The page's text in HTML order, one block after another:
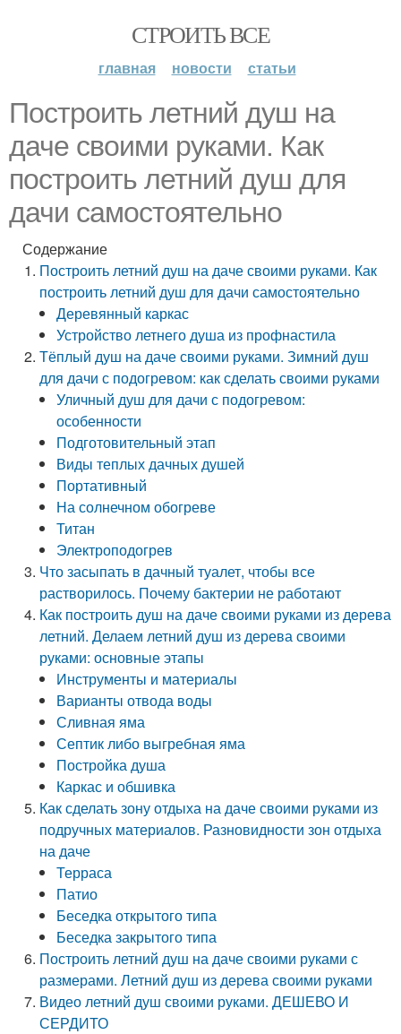
СТРОИТЬ ВСЕ
главная новости статьи
Построить летний душ на
даче своими руками. Как
построить летний душ для
дачи самостоятельно
Содержание
Построить летний душ на даче своими руками. Как
построить летний душ для дачи самостоятельно
Деревянный каркас
Устройство летнего душа из профнастила
Тёплый душ на даче своими руками. Зимний душ
для дачи с подогревом: как сделать своими руками
Уличный душ для дачи с подогревом:
особенности
Подготовительный этап
Виды теплых дачных душей
Портативный
На солнечном обогреве
Титан
Электроподогрев
Что засыпать в дачный туалет, чтобы все
растворилось. Почему бактерии не работают
Как построить душ на даче своими руками из дерева
летний. Делаем летний душ из дерева своими
руками: основные этапы
Инструменты и материалы
Варианты отвода воды
Сливная яма
Септик либо выгребная яма
Постройка душа
Каркас и обшивка
Как сделать зону отдыха на даче своими руками из
подручных материалов. Разновидности зон отдыха
на даче
Терраса
Патио
Беседка открытого типа
Беседка закрытого типа
Построить летний душ на даче своими руками с
размерами. Летний душ из дерева своими руками
Видео летний душ своими руками. ДЕШЕВО И
СЕРДИТО